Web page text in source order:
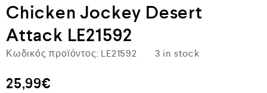
Chicken Jockey Desert
Attack LE21592
Κωδικός προϊόντος: LE21592 3 in stock
25,99€